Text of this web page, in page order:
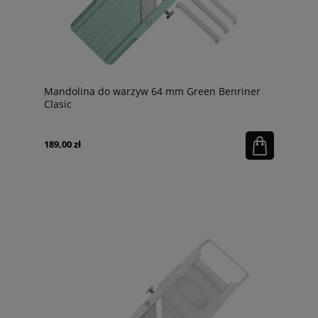
Mandolina do warzyw 64 mm Green Benriner
Clasic
189,00 zł